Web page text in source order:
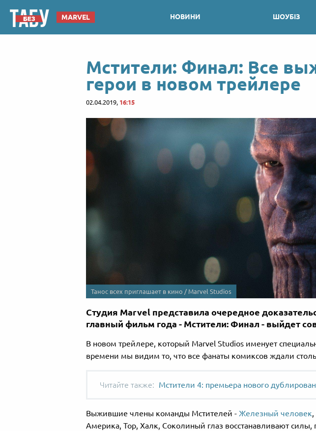
MARVEL НОВИНИ ШОУБІЗ
Мстители: Финал: Все
герои в новом трейлере
02.04.2019, 16:15
Танос всех приглашает в кино / Marvel Studios
Студия Marvel представила очередное
главный фильм года - Мстители: Финал - выйдет
В новом трейлере, который Marvel Studios именует
времени мы видим то, что все фанаты комиксов ждали
Мстители 4: премьера нового
Выжившие члены команды Мстителей - Железный человек
Америка, Тор, Халк, Соколиный глаз восстанавливают силы,